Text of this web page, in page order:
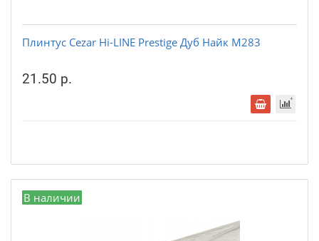
Плинтус Cezar Hi-LINE Prestige Дуб Найк М283
21.50 р.
В наличии